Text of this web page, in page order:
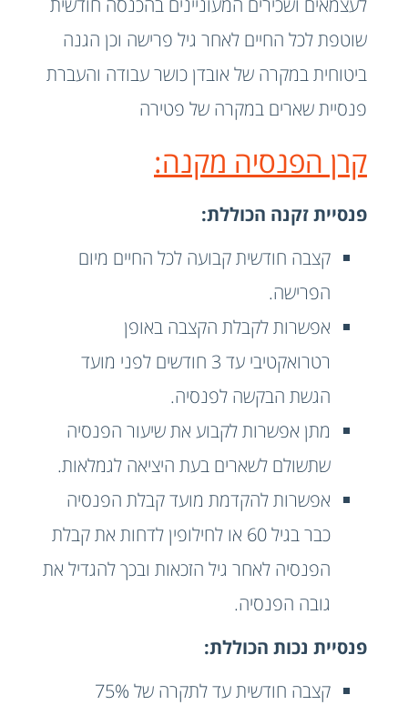
לעצמאים ושכירים המעוניינים בהכנסה חודשית
שוטפת לכל החיים לאחר גיל פרישה וכן הגנה
ביטוחית במקרה של אובדן כושר עבודה והעברת
פנסיית שארים במקרה של פטירה
קרן הפנסיה מקנה:
פנסיית זקנה הכוללת:
קצבה חודשית קבועה לכל החיים מיום
הפרישה.
אפשרות לקבלת הקצבה באופן
רטרואקטיבי עד 3 חודשים לפני מועד
הגשת הבקשה לפנסיה.
מתן אפשרות לקבוע את שיעור הפנסיה
שתשולם לשארים בעת היציאה לגמלאות.
אפשרות להקדמת מועד קבלת הפנסיה
כבר בגיל 60 או לחילופין לדחות את קבלת
הפנסיה לאחר גיל הזכאות ובכך להגדיל את
גובה הפנסיה.
פנסיית נכות הכוללת:
קצבה חודשית עד לתקרה של 75%